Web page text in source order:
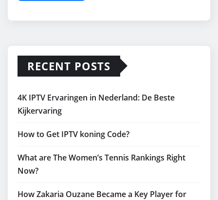
RECENT POSTS
4K IPTV Ervaringen in Nederland: De Beste
Kijkervaring
How to Get IPTV koning Code?
What are The Women’s Tennis Rankings Right
Now?
How Zakaria Ouzane Became a Key Player for